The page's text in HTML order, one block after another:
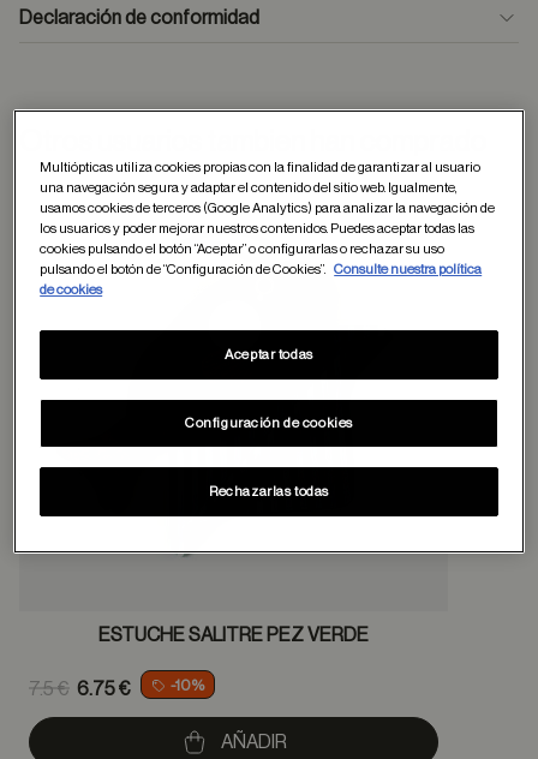
Declaración de conformidad
Guardar en
ESTUCHE SALITRE PEZ VERDE
Price reduced from
7.5 €
to
6.75 € -10%
AÑADIR
Multiópticas utiliza cookies propias con la finalidad de garantizar al usuario
una navegación segura y adaptar el contenido del sitio web. Igualmente,
usamos cookies de terceros (Google Analytics) para analizar la navegación de
los usuarios y poder mejorar nuestros contenidos. Puedes aceptar todas las
cookies pulsando el botón “Aceptar” o configurarlas o rechazar su uso
pulsando el botón de “Configuración de Cookies”.
Consulte nuestra política
de cookies
Configuración de cookies
Rechazarlas todas
Aceptar todas